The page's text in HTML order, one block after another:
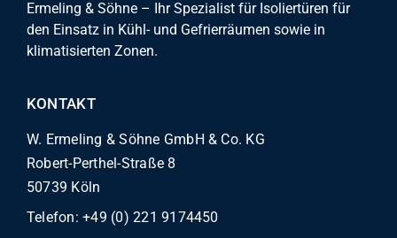
Ermeling & Söhne – Ihr Spezialist für Isoliertüren für
den Einsatz in Kühl- und Gefrierräumen sowie in
klimatisierten Zonen.
KONTAKT
W. Ermeling & Söhne GmbH & Co. KG
Robert-Perthel-Straße 8
50739 Köln
Telefon:+49 (0) 221 9174450